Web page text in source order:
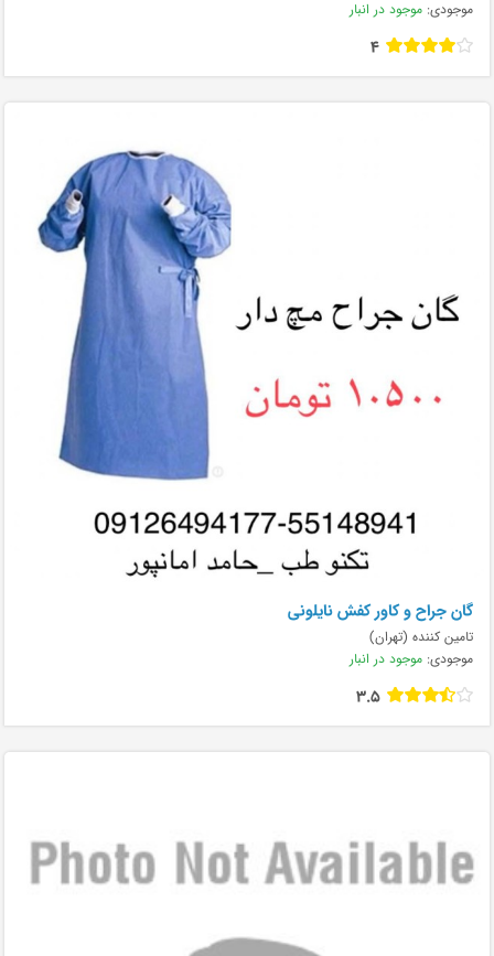
موجودی: موجود در انبار
4
گان جراح و کاور کفش نایلونی
تامین کننده (تهران)
موجودی: موجود در انبار
3.5